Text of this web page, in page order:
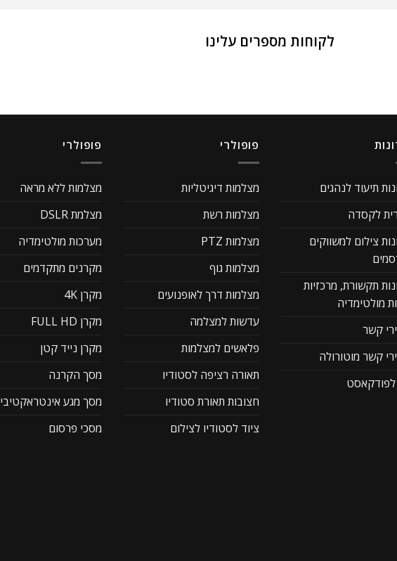
לקוחות מספרים עלינו
תיעוד לנהגים
לקסדה
צילום למשווקים
תקשורת, מרכזיות
מולטימדיה
קשר
קשר מוטורולה
לפודקאסט
פופולרי
מצלמות דיגיטליות
מצלמות רשת
מצלמות PTZ
מצלמות גוף
מצלמות דרך לאופנועים
עדשות למצלמה
פלאשים למצלמות
תאורה רציפה לסטודיו
חצובות תאורת סטודיו
ציוד לסטודיו לצילום
פופולרי
מצלמות ללא מראה
מצלמת DSLR
מערכות מולטימדיה
מקרנים מתקדמים
מקרן 4K
מקרן FULL HD
מקרן נייד קטן
מסך הקרנה
מסך מגע אינטראקטיבי
מסכי פרסום